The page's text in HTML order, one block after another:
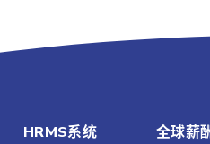
HRMS系统 全球薪